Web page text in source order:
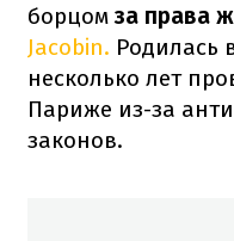
борцомза права
Jacobin. Родилась
несколько лет
Париже из-за
законов.